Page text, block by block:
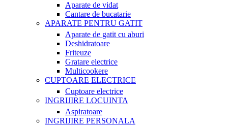
Aparate de vidat
Cantare de bucatarie
APARATE PENTRU GATIT
Aparate de gatit cu aburi
Deshidratoare
Friteuze
Gratare electrice
Multicookere
CUPTOARE ELECTRICE
Cuptoare electrice
INGRIJIRE LOCUINTA
Aspiratoare
INGRIJIRE PERSONALA